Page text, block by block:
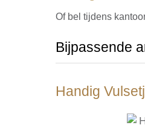
Of bel tijdens
Bijpassende
Handig